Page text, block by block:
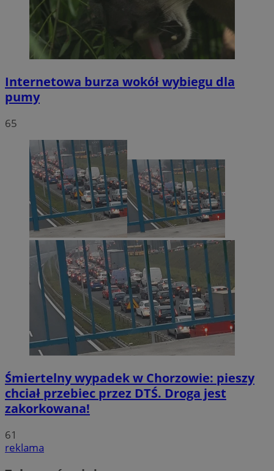
Internetowa burza wokół wybiegu dla
pumy
65
Śmiertelny wypadek w Chorzowie: pieszy
chciał przebiec przez DTŚ. Droga jest
zakorkowana!
61
reklama